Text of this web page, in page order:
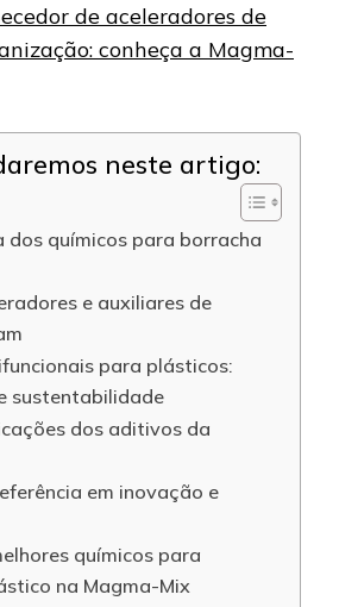
de aceleradores de
conheça a Magma-
neste artigo:
dos químicos para borracha
e auxiliares de
para plásticos:
sustentabilidade
dos aditivos da
em inovação e
químicos para
na Magma-Mix